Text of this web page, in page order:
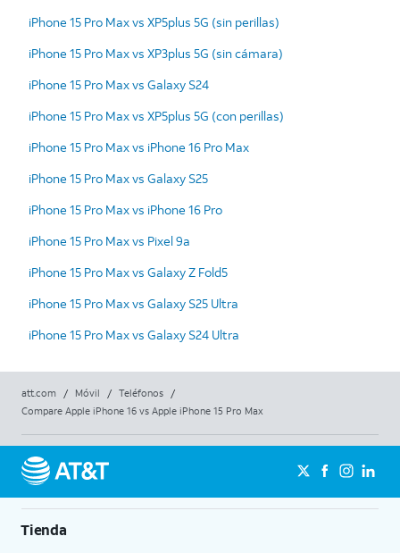
iPhone 15 Pro Max vs XP5plus 5G (sin perillas)
iPhone 15 Pro Max vs XP3plus 5G (sin cámara)
iPhone 15 Pro Max vs Galaxy S24
iPhone 15 Pro Max vs XP5plus 5G (con perillas)
iPhone 15 Pro Max vs iPhone 16 Pro Max
iPhone 15 Pro Max vs Galaxy S25
iPhone 15 Pro Max vs iPhone 16 Pro
iPhone 15 Pro Max vs Pixel 9a
iPhone 15 Pro Max vs Galaxy Z Fold5
iPhone 15 Pro Max vs Galaxy S25 Ultra
iPhone 15 Pro Max vs Galaxy S24 Ultra
att.com / Móvil / Teléfonos
/
Compare Apple iPhone 16 vs Apple iPhone 15 Pro Max
Tienda